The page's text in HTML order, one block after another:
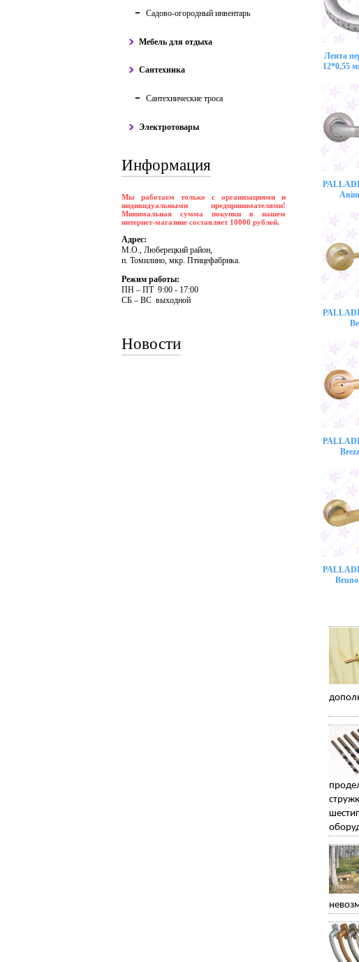
Садово-огородный инвентарь
Мебель для отдыха
Сантехника
Сантехнические троса
Электротовары
Информация
Мы работаем только с организациями и
индивидуальными предпринимателями!
Минимальная сумма покупки в нашем
интернет-магазине составляет 10000 рублей.
Адрес:
М.О., Люберецкий район,
п. Томилино, мкр. Птицефабрика.
Режим работы:
ПH – ПT 9:00 - 17:00
CБ – BC выходной
Новости
Лента
12*0,55